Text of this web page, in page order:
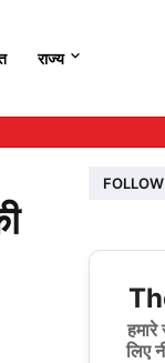
राज्य
लिए